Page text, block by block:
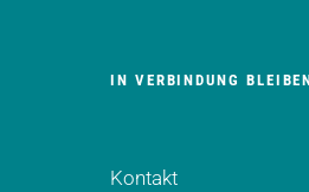
IN VERBINDUNG
Kontakt